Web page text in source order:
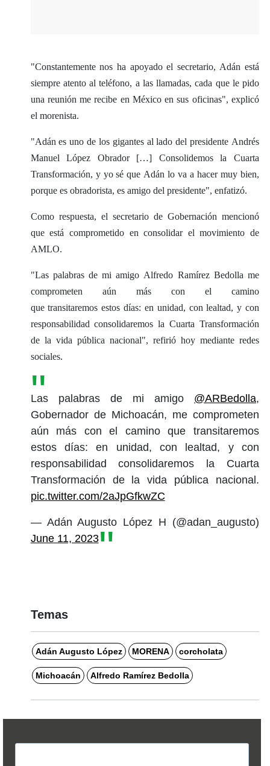
"Constantemente nos ha apoyado el secretario, Adán está
siempre atento al teléfono, a las llamadas, cada que le pido
una reunión me recibe en México en sus oficinas", explicó
el morenista.
"Adán es uno de los gigantes al lado del presidente Andrés
Manuel López Obrador […] Consolidemos la Cuarta
Transformación, y yo sé que Adán lo va a hacer muy bien,
porque es obradorista, es amigo del presidente", enfatizó.
Como respuesta, el secretario de Gobernación mencionó
que está comprometido en consolidar el movimiento de
AMLO.
"Las palabras de mi amigo Alfredo Ramírez Bedolla me
comprometen aún más con el camino
que transitaremos estos días: en unidad, con lealtad, y con
responsabilidad consolidaremos la Cuarta Transformación
de la vida pública nacional", refirió hoy mediante redes
sociales.
Las palabras de mi amigo @ARBedolla,
Gobernador de Michoacán, me comprometen
aún más con el camino que transitaremos
estos días: en unidad, con lealtad, y con
responsabilidad consolidaremos la Cuarta
Transformación de la vida pública nacional.
pic.twitter.com/2aJpGfkwZC
— Adán Augusto López H (@adan_augusto)
June 11, 2023
Temas
Adán Augusto López MORENA corcholata
Michoacán Alfredo Ramírez Bedolla